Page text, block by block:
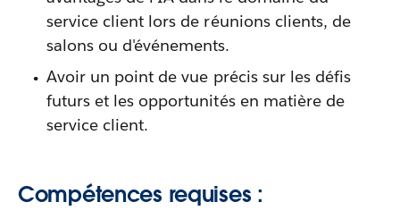
service client lors de réunions clients, de
salons ou d'événements.
Avoir un point de vue précis sur les défis
futurs et les opportunités en matière de
service client.
Compétences requises :